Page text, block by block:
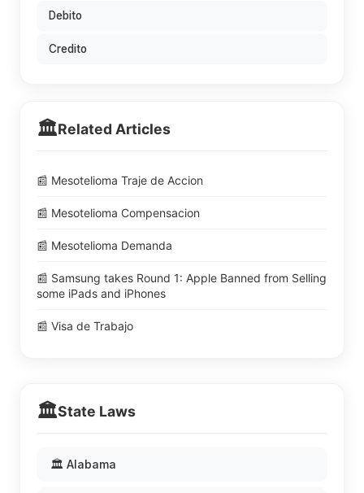
Debito
Credito
🏛️Related Articles
📰 Mesotelioma Traje de Accion
📰 Mesotelioma Compensacion
📰 Mesotelioma Demanda
📰 Samsung takes Round 1: Apple Banned from Selling
some iPads and iPhones
📰 Visa de Trabajo
🏛️State Laws
🏛️ Alabama